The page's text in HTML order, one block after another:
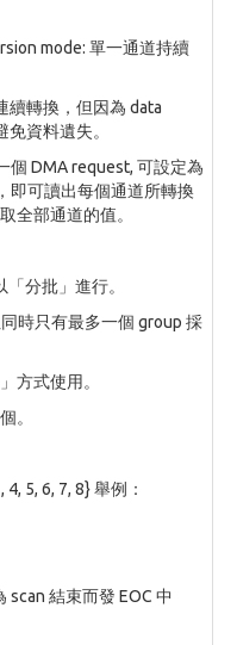
mode: 單一通道持續
續轉換，但因為 data
免資料遺失。
個 DMA request, 可設定為
即可讀出每個通道所轉換
全部通道的值。
分批」進行。
時只有最多一個 group 採
方式使用。
。
5, 6, 7, 8} 舉例：
scan 結束而發 EOC 中